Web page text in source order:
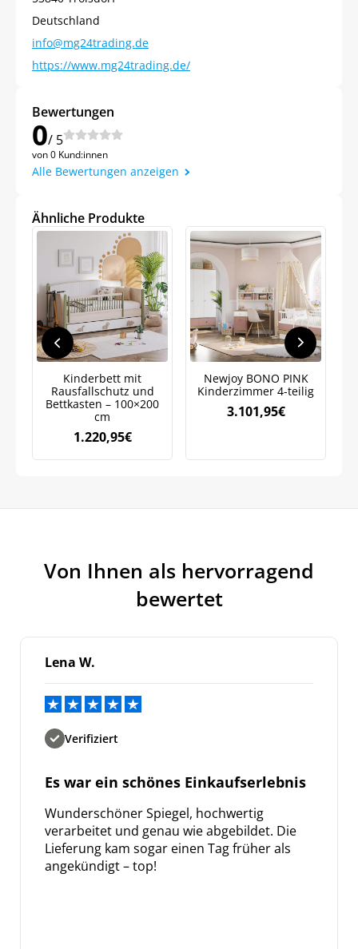
Deutschland
info@mg24trading.de
https://www.mg24trading.de/
Bewertungen
0/ 5
von 0 Kund:innen
Alle Bewertungen anzeigen
Ähnliche Produkte
Kinderbett mit
Rausfallschutz und
Bettkasten – 100×200
cm
1.220,95€
Newjoy BONO PINK
Kinderzimmer 4-teilig
3.101,95€
Von Ihnen als hervorragend
bewertet
Lena W.
Verifiziert
Es war ein schönes Einkaufserlebnis
Wunderschöner Spiegel, hochwertig
verarbeitet und genau wie abgebildet. Die
Lieferung kam sogar einen Tag früher als
angekündigt – top!
Jetzt 5% Rabatt
Meinen Code senden
Bleiben Sie auf dem Laufenden über
Neuigkeiten und Angebote.
Weitere Informationen darüber, wie wir Ihre Daten für
Datenschutzrichtlinie.